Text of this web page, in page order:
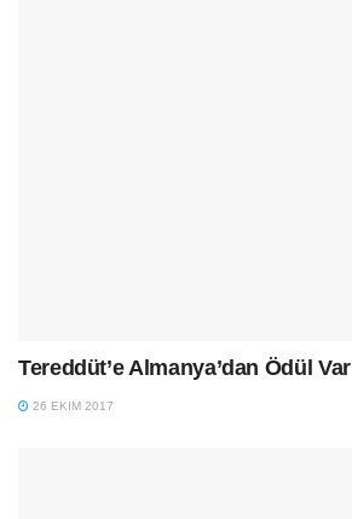
Tereddüt’e Almanya’dan Ödül Var
26 EKIM 2017